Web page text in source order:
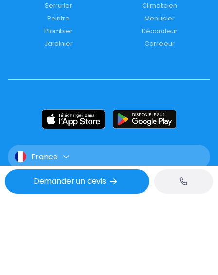
Demander un devis
Serrurier
Climaticien
Peintre
Menuisier
Plombier
Décorateur
Jardinier
Carreleur
France
Mentions légales